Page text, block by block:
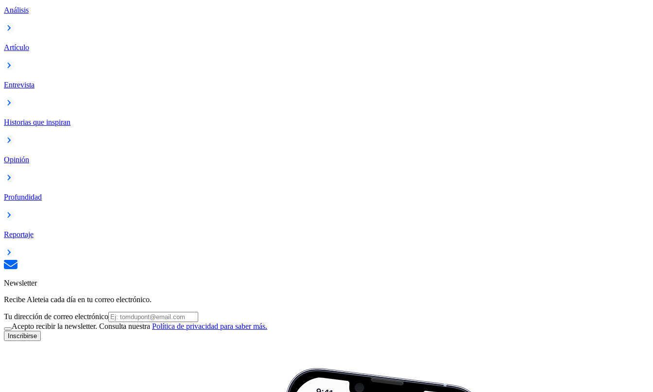
Análisis
Artículo
Entrevista
Historias que inspiran
Opinión
Profundidad
Reportaje
Newsletter
Recibe Aleteia cada día en tu correo electrónico.
Tu dirección de correo electrónico
Acepto recibir la newsletter. Consulta nuestra Política de privacidad para saber más.
Inscribirse